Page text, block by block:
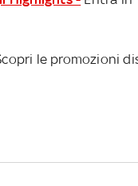
le promozioni